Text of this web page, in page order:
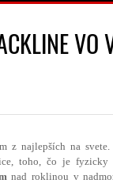
VO
z najlepších na
toho, čo je fyzicky
nad roklinou v